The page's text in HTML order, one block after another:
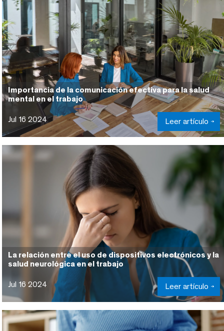
Importancia de la comunicación efectiva para la salud
mental en el trabajo
Jul 16 2024 Leer artículo
La relación entre el uso de dispositivos electrónicos y la
salud neurológica en el trabajo
Jul 16 2024 Leer artículo